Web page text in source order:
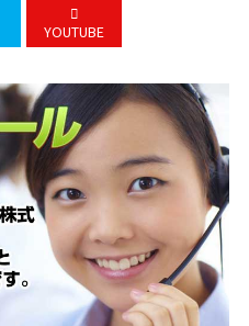
YOUTUBE